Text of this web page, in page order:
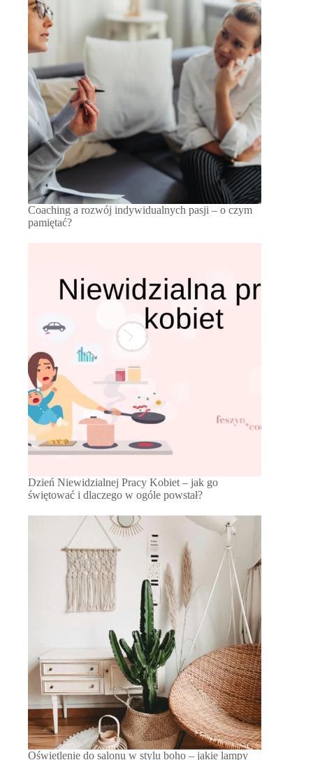
Coaching a rozwój indywidualnych pasji – o czym
pamiętać?
Dzień Niewidzialnej Pracy Kobiet – jak go
świętować i dlaczego w ogóle powstał?
Oświetlenie do salonu w stylu boho – jakie lampy